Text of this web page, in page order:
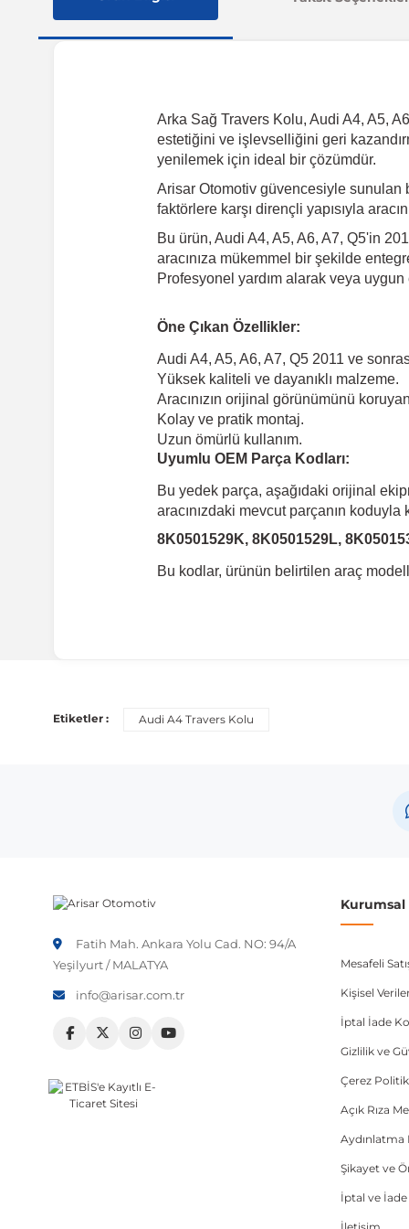
Arka Sağ Travers Kolu, Audi A4, A5,
estetiğini ve işlevselliğini geri
yenilemek için ideal bir çözümdür.
Arisar Otomotiv güvencesiyle sunulan
faktörlere karşı dirençli yapısıyla
Bu ürün, Audi A4, A5, A6, A7, Q5'in
aracınıza mükemmel bir şekilde
Profesyonel yardım alarak veya
Öne Çıkan Özellikler:
Audi A4, A5, A6, A7, Q5 2011 ve
Yüksek kaliteli ve dayanıklı malzeme.
Aracınızın orijinal görünümünü
Kolay ve pratik montaj.
Uzun ömürlü kullanım.
Uyumlu OEM Parça Kodları:
Bu yedek parça, aşağıdaki orijinal
aracınızdaki mevcut parçanın koduyla
8K0501529K, 8K0501529L,
Bu kodlar, ürünün belirtilen araç
Not:Araç üreticileri aynı model yılı içerisinde farklı
Etiketler : Audi A4 Travers Kolu
Fatih Mah. Ankara Yolu Cad. NO: 94/A
Yeşilyurt / MALATYA
info@arisar.com.tr
Mesafeli
Kişisel
İptal İade
Gizlilik ve
Çerez
Açık Rıza
Aydınlatma
Şikayet ve
İptal ve